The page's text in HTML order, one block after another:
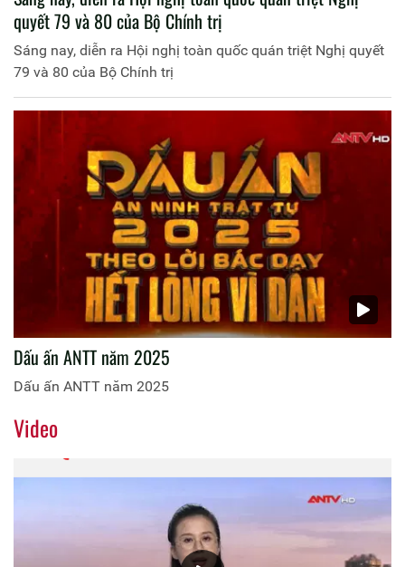
quyết 79 và 80 của Bộ Chính trị
Sáng nay, diễn ra Hội nghị toàn quốc quán triệt Nghị quyết
79 và 80 của Bộ Chính trị
Dấu ấn ANTT năm 2025
Dấu ấn ANTT năm 2025
Video